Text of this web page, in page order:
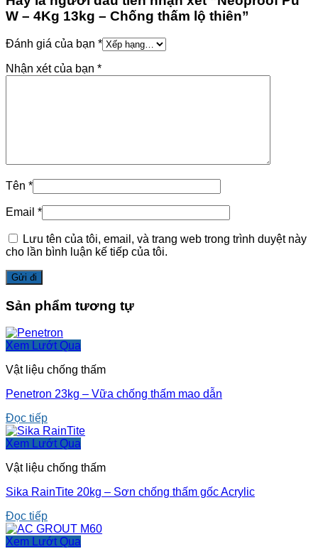
W – 4Kg 13kg – Chống thấm lộ thiên”
Đánh giá của bạn *
Nhận xét của bạn *
Tên *
Email *
Lưu tên của tôi, email, và trang web trong trình duyệt này
cho lần bình luận kế tiếp của tôi.
Sản phẩm tương tự
Xem Lướt Qua
Vật liệu chống thấm
Penetron 23kg – Vữa chống thấm mao dẫn
Đọc tiếp
Xem Lướt Qua
Vật liệu chống thấm
Sika RainTite 20kg – Sơn chống thấm gốc Acrylic
Đọc tiếp
Xem Lướt Qua